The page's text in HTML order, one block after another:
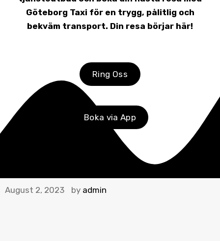
Göteborg Taxi för en trygg, pålitlig och
bekväm transport. Din resa börjar här!
Ring Oss
Boka via App
August 2, 2023 by admin